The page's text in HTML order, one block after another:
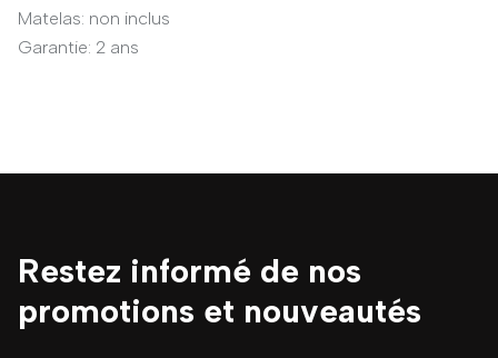
Matelas: non inclus
Garantie: 2 ans
Restez informé de nos
promotions et nouveautés